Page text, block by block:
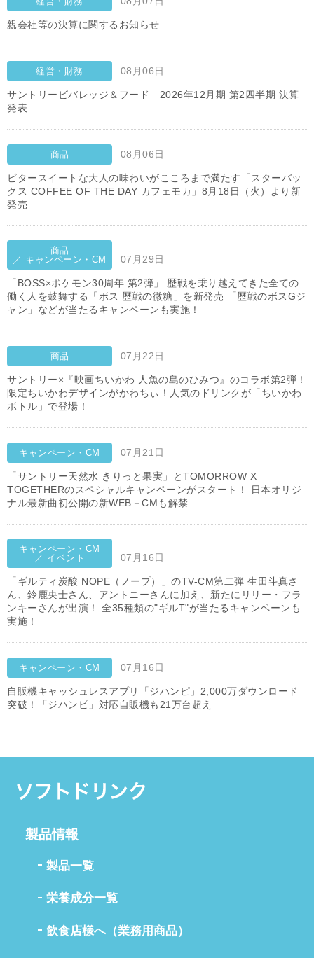
親会社等の決算に関するお知らせ
経営・財務 08月06日
サントリービバレッジ＆フード 2026年12月期 第2四半期 決算
発表
商品 08月06日
ビタースイートな大人の味わいがこころまで満たす「スターバッ
クス COFFEE OF THE DAY カフェモカ」8月18日（火）より新
発売
商品
／ キャンペーン・CM
07月29日
「BOSS×ポケモン30周年 第2弾」 歴戦を乗り越えてきた全ての
働く人を鼓舞する「ボス 歴戦の微糖」を新発売 「歴戦のボスGジ
ャン」などが当たるキャンペーンも実施！
商品 07月22日
サントリー×『映画ちいかわ 人魚の島のひみつ』のコラボ第2弾！
限定ちいかわデザインがかわちぃ！人気のドリンクが「ちいかわ
ボトル」で登場！
キャンペーン・CM 07月21日
「サントリー天然水 きりっと果実」とTOMORROW X
TOGETHERのスペシャルキャンペーンがスタート！ 日本オリジ
ナル最新曲初公開の新WEB－CMも解禁
キャンペーン・CM
／ イベント
07月16日
「ギルティ炭酸 NOPE（ノープ）」のTV-CM第二弾 生田斗真さ
ん、鈴鹿央士さん、アントニーさんに加え、新たにリリー・フラ
ンキーさんが出演！ 全35種類の"ギルT"が当たるキャンペーンも
実施！
キャンペーン・CM 07月16日
自販機キャッシュレスアプリ「ジハンピ」2,000万ダウンロード
突破！「ジハンピ」対応自販機も21万台超え
製品情報
製品一覧
栄養成分一覧
飲食店様へ（業務用商品）